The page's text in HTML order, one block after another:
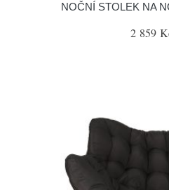
NOČNÍ STOLEK NA
2 859